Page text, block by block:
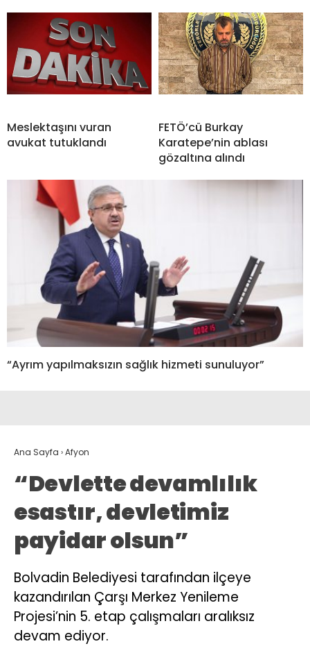
Meslektaşını vuran
avukat tutuklandı
FETÖ’cü Burkay
Karatepe’nin ablası
gözaltına alındı
“Ayrım yapılmaksızın sağlık hizmeti sunuluyor”
Ana Sayfa ›Afyon
“Devlette devamlılık
esastır, devletimiz
payidar olsun”
Bolvadin Belediyesi tarafından ilçeye
kazandırılan Çarşı Merkez Yenileme
Projesi’nin 5. etap çalışmaları aralıksız
devam ediyor.